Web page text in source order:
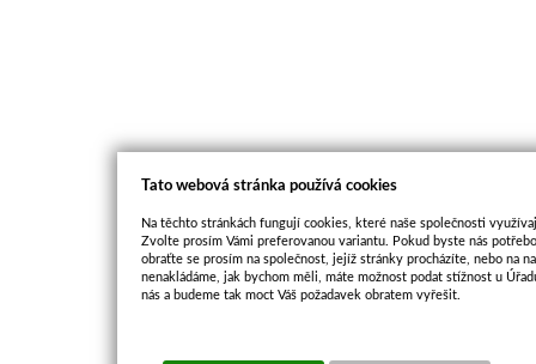
Tato webová stránka používá cookies
Na těchto stránkách fungují cookies, které naše společnosti
Zvolte prosím Vámi preferovanou variantu. Pokud byste nás
obraťte se prosím na společnost, jejíž stránky procházíte, nebo na
nenakládáme, jak bychom měli, máte možnost podat stížnost u
nás a budeme tak moct Váš požadavek obratem vyřešit.